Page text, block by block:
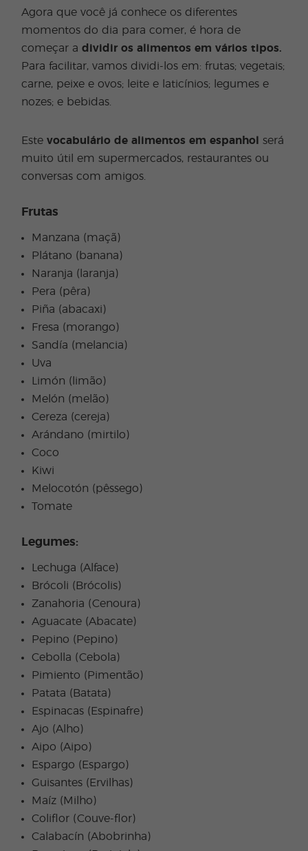
Agora que você já conhece os diferentes
momentos do dia para comer, é hora de
começar adividir os alimentos em vários tipos.
Para facilitar, vamos dividi-los em: frutas; vegetais;
carne, peixe e ovos; leite e laticínios; legumes e
nozes; e bebidas.
Estevocabulário de alimentos em espanhol
será
muito útil em supermercados, restaurantes ou
conversas com amigos.
Frutas
Manzana (maçã)
Plátano (banana)
Naranja (laranja)
Pera (pêra)
Piña (abacaxi)
Fresa (morango)
Sandía (melancia)
Uva
Limón (limão)
Melón (melão)
Cereza (cereja)
Arándano (mirtilo)
Coco
Kiwi
Melocotón (pêssego)
Tomate
Legumes:
Lechuga (Alface)
Brócoli (Brócolis)
Zanahoria (Cenoura)
Aguacate (Abacate)
Pepino (Pepino)
Cebolla (Cebola)
Pimiento (Pimentão)
Patata (Batata)
Espinacas (Espinafre)
Ajo (Alho)
Aipo (Aipo)
Espargo (Espargo)
Guisantes (Ervilhas)
Maíz (Milho)
Coliflor (Couve-flor)
Calabacín (Abobrinha)